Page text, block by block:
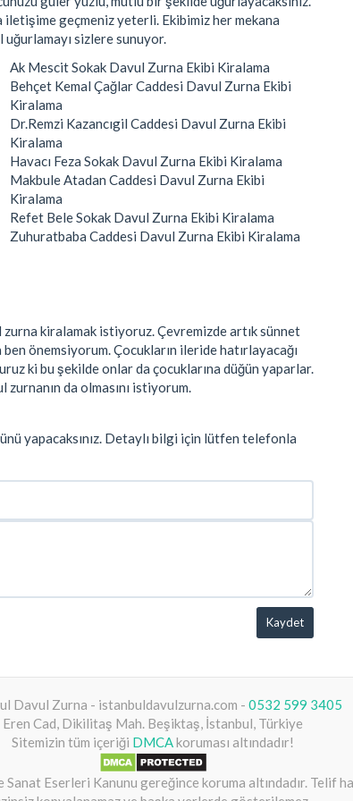
iletişime geçmeniz yeterli. Ekibimiz her mekana
sizlere sunuyor.
Ak Mescit Sokak Davul Zurna Ekibi Kiralama
Behçet Kemal Çağlar Caddesi Davul Zurna Ekibi
Kiralama
Dr.Remzi Kazancıgil Caddesi Davul Zurna Ekibi
Kiralama
Havacı Feza Sokak Davul Zurna Ekibi Kiralama
Makbule Atadan Caddesi Davul Zurna Ekibi
Kiralama
Refet Bele Sokak Davul Zurna Ekibi Kiralama
Zuhuratbaba Caddesi Davul Zurna Ekibi Kiralama
kiralamak istiyoruz. Çevremizde artık sünnet
önemsiyorum. Çocukların ileride hatırlayacağı
ki bu şekilde onlar da çocuklarına düğün yaparlar.
da olmasını istiyorum.
yapacaksınız. Detaylı bilgi için lütfen telefonla
Kaydet
Davul Zurna - istanbuldavulzurna.com - 0532 599 3405
Eren Cad, Dikilitaş Mah. Beşiktaş, İstanbul, Türkiye
Sitemizin tüm içeriği DMCAkoruması altındadır!
Sanat Eserleri Kanunu gereğince koruma altındadır. Telif